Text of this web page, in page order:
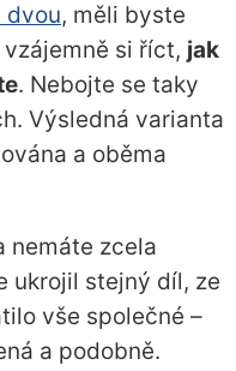
dvou, měli byste
si říct, jak
. Nebojte se taky
Výsledná varianta
a oběma
nemáte zcela
ukrojil stejný díl, ze
vše společné –
a podobně.